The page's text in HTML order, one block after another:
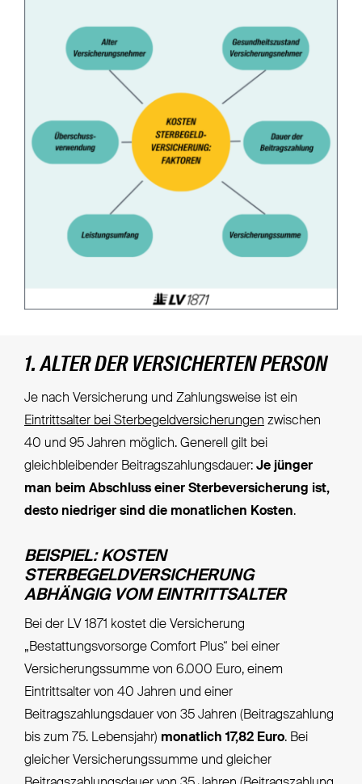
1. ALTER DER VERSICHERTEN PERSON
Je nach Versicherung und Zahlungsweise ist ein
Eintrittsalter bei Sterbegeldversicherungen zwischen
40 und 95 Jahren möglich. Generell gilt bei
gleichbleibender Beitragszahlungsdauer: Je jünger
man beim Abschluss einer Sterbeversicherung ist,
desto niedriger sind die monatlichen Kosten.
BEISPIEL: KOSTEN
STERBEGELDVERSICHERUNG
ABHÄNGIG VOM EINTRITTSALTER
Bei der LV 1871 kostet die Versicherung
„Bestattungsvorsorge Comfort Plus“ bei einer
Versicherungssumme von 6.000 Euro, einem
Eintrittsalter von 40 Jahren und einer
Beitragszahlungsdauer von 35 Jahren (Beitragszahlung
bis zum 75. Lebensjahr) monatlich 17,82 Euro. Bei
gleicher Versicherungssumme und gleicher